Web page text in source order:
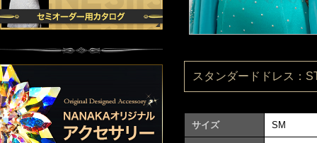
スタンダードドレス：
サイズ SM